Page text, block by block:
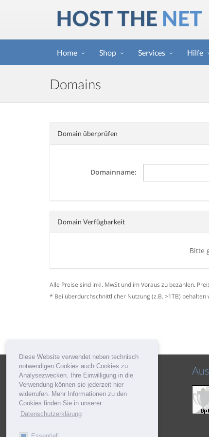
Diese Website verwendet neben technisch
notwendigen Cookies auch Cookies zu
Analysezwecken. Ihre Einwilligung in die
Verwendung können sie jederzeit hier
widerrufen. Mehr Informationen zu den
Cookies finden Sie in unserer
Datenschutzerklärung
Home Shop Services Hilfe
Domains
Domain überprüfen
Domainname:
Domain Verfügbarkeit
Bitte
Alle Preise sind inkl. MwSt und im Voraus zu bezahlen.
* Bei überdurchschnittlicher Nutzung (z.B. >1TB)
Social